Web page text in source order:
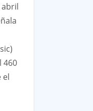
abril
460
el